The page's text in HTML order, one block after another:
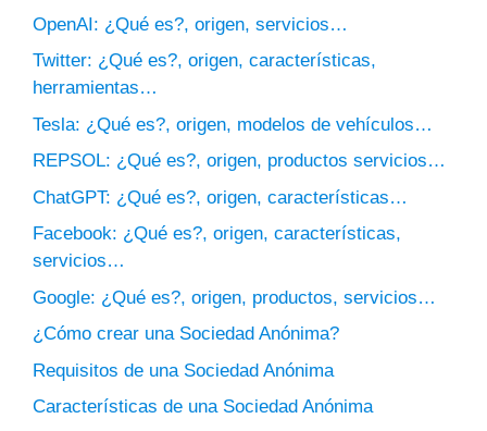
OpenAI: ¿Qué es?, origen, servicios…
Twitter: ¿Qué es?, origen, características,
herramientas…
Tesla: ¿Qué es?, origen, modelos de vehículos…
REPSOL: ¿Qué es?, origen, productos servicios…
ChatGPT: ¿Qué es?, origen, características…
Facebook: ¿Qué es?, origen, características,
servicios…
Google: ¿Qué es?, origen, productos, servicios…
¿Cómo crear una Sociedad Anónima?
Requisitos de una Sociedad Anónima
Características de una Sociedad Anónima